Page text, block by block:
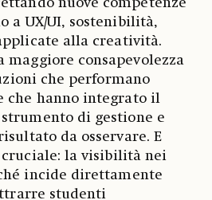
nuove competenze
a UX/UI, sostenibilità,
alla creatività.
maggiore consapevolezza
che performano
che hanno integrato il
di gestione e
da osservare. E
cruciale: la visibilità nei
incide direttamente
studenti